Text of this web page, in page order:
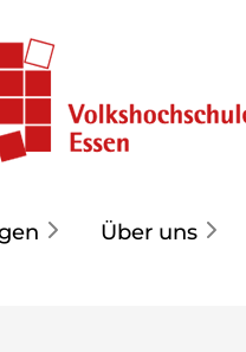
Über uns